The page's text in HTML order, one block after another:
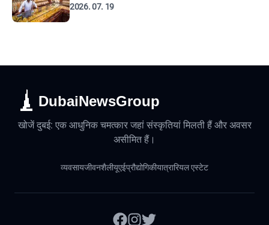
2026. 07. 19
DubaiNewsGroup
खोजें दुबई: एक आधुनिक चमत्कार जहां संस्कृतियां मिलती हैं और अवसर
असीमित हैं।
व्यवसायजीवनशैलीयूएईप्रौद्योगिकीयात्रारियल एस्टेट